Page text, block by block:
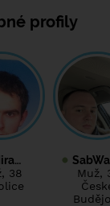
profily
, 38
Muž,